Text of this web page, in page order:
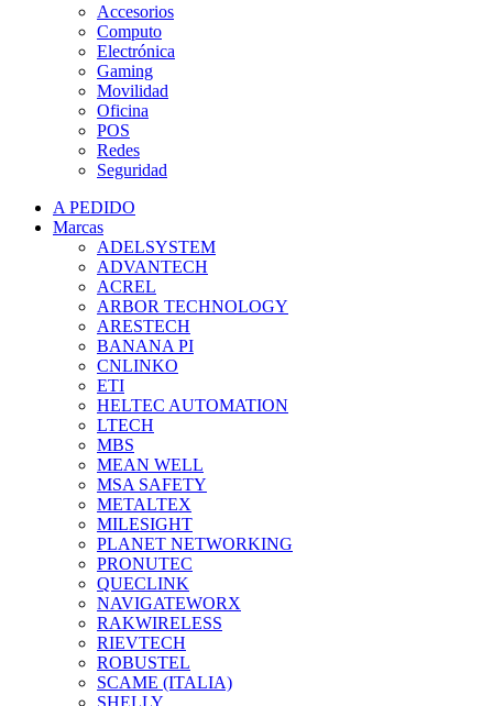
Accesorios
Computo
Electrónica
Gaming
Movilidad
Oficina
POS
Redes
Seguridad
A PEDIDO
Marcas
ADELSYSTEM
ADVANTECH
ACREL
ARBOR TECHNOLOGY
ARESTECH
BANANA PI
CNLINKO
ETI
HELTEC AUTOMATION
LTECH
MBS
MEAN WELL
MSA SAFETY
METALTEX
MILESIGHT
PLANET NETWORKING
PRONUTEC
QUECLINK
NAVIGATEWORX
RAKWIRELESS
RIEVTECH
ROBUSTEL
SCAME (ITALIA)
SHELLY